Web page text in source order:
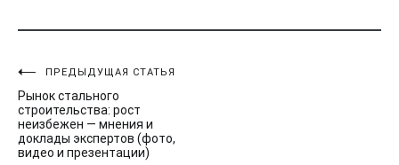
Навигация
по
записям
ПРЕДЫДУЩАЯ СТАТЬЯ
Рынок стального
строительства: рост
неизбежен — мнения и
доклады экспертов (фото,
видео и презентации)